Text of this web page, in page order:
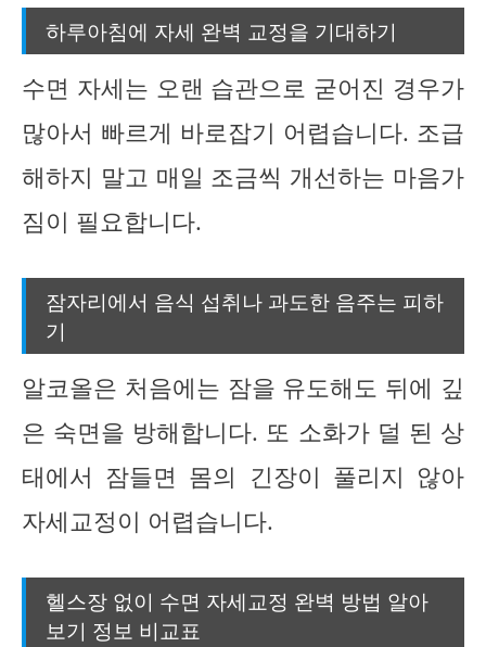
하루아침에 자세 완벽 교정을 기대하기
수면 자세는 오랜 습관으로 굳어진 경우가
많아서 빠르게 바로잡기 어렵습니다. 조급
해하지 말고 매일 조금씩 개선하는 마음가
짐이 필요합니다.
잠자리에서 음식 섭취나 과도한 음주는 피하
기
알코올은 처음에는 잠을 유도해도 뒤에 깊
은 숙면을 방해합니다. 또 소화가 덜 된 상
태에서 잠들면 몸의 긴장이 풀리지 않아
자세교정이 어렵습니다.
헬스장 없이 수면 자세교정 완벽 방법 알아
보기 정보 비교표